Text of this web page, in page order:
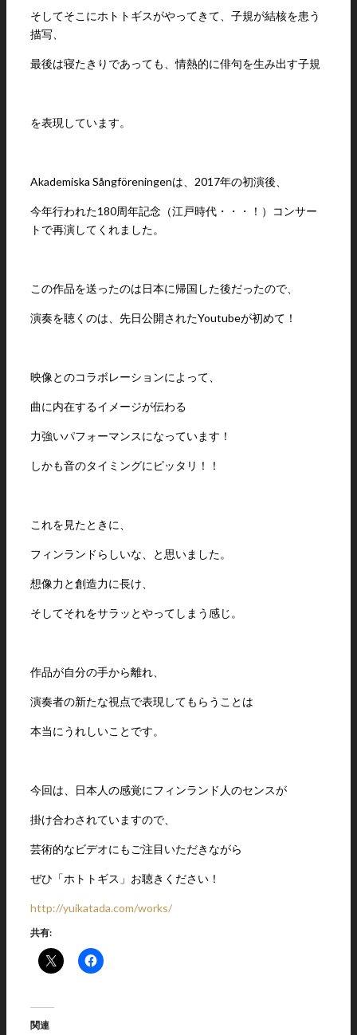
そしてそこにホトトギスがやってきて、子規が結核を患う
描写、
最後は寝たきりであっても、情熱的に俳句を生み出す子規
を表現しています。
Akademiska Sångföreningenは、2017年の初演後、
今年行われた180周年記念（江戸時代・・・！）コンサー
トで再演してくれました。
この作品を送ったのは日本に帰国した後だったので、
演奏を聴くのは、先日公開されたYoutubeが初めて！
映像とのコラボレーションによって、
曲に内在するイメージが伝わる
力強いパフォーマンスになっています！
しかも音のタイミングにピッタリ！！
これを見たときに、
フィンランドらしいな、と思いました。
想像力と創造力に長け、
そしてそれをサラッとやってしまう感じ。
作品が自分の手から離れ、
演奏者の新たな視点で表現してもらうことは
本当にうれしいことです。
今回は、日本人の感覚にフィンランド人のセンスが
掛け合わされていますので、
芸術的なビデオにもご注目いただきながら
ぜひ「ホトトギス」お聴きください！
http://yuikatada.com/works/
共有:
関連